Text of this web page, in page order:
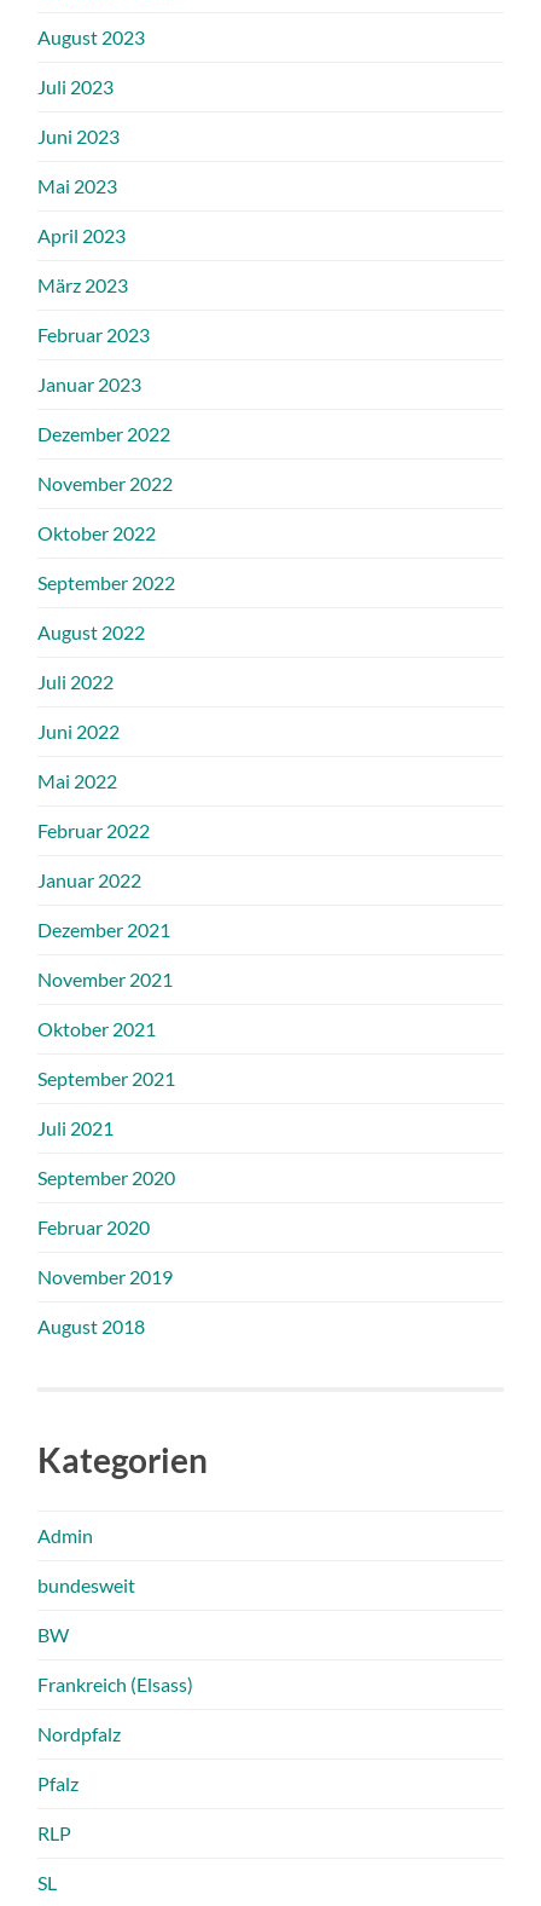
August 2023
Juli 2023
Juni 2023
Mai 2023
April 2023
März 2023
Februar 2023
Januar 2023
Dezember 2022
November 2022
Oktober 2022
September 2022
August 2022
Juli 2022
Juni 2022
Mai 2022
Februar 2022
Januar 2022
Dezember 2021
November 2021
Oktober 2021
September 2021
Juli 2021
September 2020
Februar 2020
November 2019
August 2018
Kategorien
Admin
bundesweit
BW
Frankreich (Elsass)
Nordpfalz
Pfalz
RLP
SL